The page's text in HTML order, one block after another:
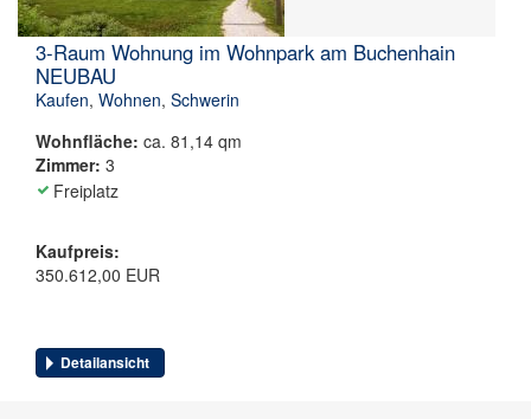
3-Raum Wohnung im Wohnpark am Buchenhain
NEUBAU
Kaufen, Wohnen, Schwerin
Wohnfläche: ca. 81,14 qm
Zimmer: 3
Freiplatz
Kaufpreis:
350.612,00 EUR
Detailansicht